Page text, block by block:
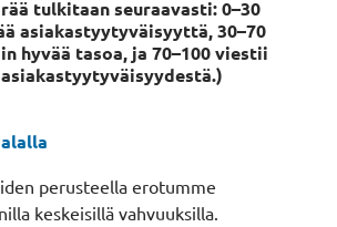
tulkitaan seuraavasti: 0–30
asiakastyytyväisyyttä, 30–70
hyvää tasoa, ja 70–100 viestii
perusteella erotumme
keskeisillä vahvuuksilla.